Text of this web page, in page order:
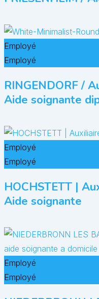
Employé
Employé
RINGENDORF /
Aide soignante
Employé
Employé
HOCHSTETT |
Aide soignante
Employé
Employé